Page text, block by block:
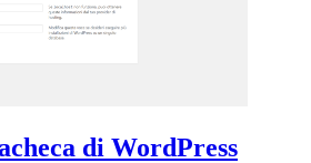
di WordPress